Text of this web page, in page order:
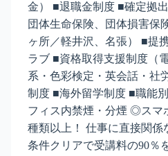
金） ■退職金制度 ■確定拠
団体生命保険、団体損害保
ヶ所／軽井沢、名張） ■提
ラブ ■資格取得支援制度（
系・色彩検定・英会話・社
制度 ■海外留学制度 ■職能
フィス内禁煙・分煙 ◎スマ
種類以上！ 仕事に直接関
条件クリアで受講料の90％